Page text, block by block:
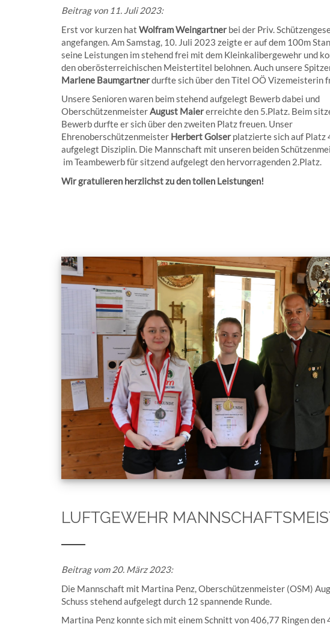
Beitrag von 11. Juli 2023:
Erst vor kurzen hat Wolfram Weingartnerbei der Priv.
angefangen. Am Samstag, 10. Juli 2023 zeigte er auf dem 100m
seine Leistungen im stehend frei mit dem Kleinkalibergewehr und
den oberösterreichischen Meistertitel belohnen. Auch unsere
Marlene Baumgartnerdurfte sich über den Titel OÖ Vizemeisterin
Unsere Senioren waren beim stehend aufgelegt Bewerb dabei und
OberschützenmeisterAugust Maiererreichte den 5.Platz. Beim
Bewerb durfte er sich über den zweiten Platz freuen. Unser
Ehrenoberschützenmeister Herbert Golserplatzierte sich auf Platz
aufgelegt Disziplin. Die Mannschaft mit unseren beiden
im Teambewerb für sitzend aufgelegt den hervorragenden 2.Platz.
Wir gratulieren herzlichst zu den tollen Leistungen!
LUFTGEWEHR
Beitrag vom 20. März 2023:
Die Mannschaft mit Martina Penz, Oberschützenmeister (OSM)
Schuss stehend aufgelegt durch 12 spannende Runde.
Martina Penz konnte sich mit einem Schnitt von 406,77 Ringen den